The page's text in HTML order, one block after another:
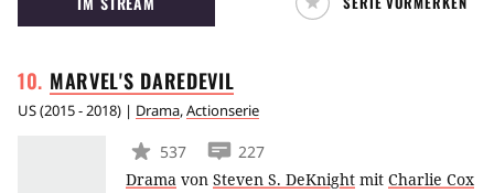
aufsteigt. Angesiedelt ist die Serie im
Beginn der Wikingerzeit im Frühmittelalter.
MARVEL'S DAREDEVIL
US(2015 - 2018) | Drama,Actionserie
537
227
Drama von Steven S. DeKnight mit Charlie Cox